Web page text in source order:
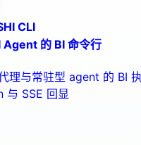
CLI
Agent 的 BI 命令行
理与常驻型 agent 的 BI
与 SSE 回显